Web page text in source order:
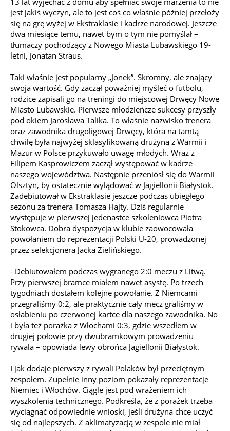
jest jakiś wyczyn, ale to jest coś co właśnie później przełoży
się na grę wyżej w Ekstraklasie i kadrze narodowej. Jeszcze
dwa miesiące temu, nawet bym o tym nie pomyślał –
tłumaczy pochodzący z Nowego Miasta Lubawskiego 19-
letni, Jonatan Straus.
Taki właśnie jest popularny „Jonek”. Skromny, ale znający
swoja wartość. Gdy zaczął poważniej myśleć o futbolu,
rodzice zapisali go na treningi do miejscowej Drwęcy Nowe
Miasto Lubawskie. Pierwsze młodzieńcze sukcesy przyszły
pod okiem Jarosława Talika. To właśnie nazwisko trenera
oraz zawodnika drugoligowej Drwęcy, która na tamtą
chwilę była najwyżej sklasyfikowaną drużyną z Warmii i
Mazur w Polsce przykuwało uwagę młodych. Wraz z
Filipem Kasprowiczem zaczął występować w kadrze
naszego województwa. Następnie przeniósł się do Warmii
Olsztyn, by ostatecznie wylądować w Jagiellonii Białystok.
Zadebiutował w Ekstraklasie jeszcze podczas ubiegłego
sezonu za trenera Tomasza Hajty. Dziś regularnie
występuje w pierwszej jedenastce szkoleniowca Piotra
Stokowca. Dobra dyspozycja w klubie zaowocowała
powołaniem do reprezentacji Polski U-20, prowadzonej
przez selekcjonera Jacka Zielińskiego.
- Debiutowałem podczas wygranego 2:0 meczu z Litwą.
Przy pierwszej bramce miałem nawet asystę. Po trzech
tygodniach dostałem kolejne powołanie. Z Niemcami
przegraliśmy 0:2, ale praktycznie cały mecz graliśmy w
osłabieniu po czerwonej kartce dla naszego zawodnika. No
i była też porażka z Włochami 0:3, gdzie wszedłem w
drugiej połowie przy dwubramkowym prowadzeniu
rywala – opowiada lewy obrońca Jagiellonii Białystok.
I jak dodaje pierwszy z rywali Polaków był przeciętnym
zespołem. Zupełnie inny poziom pokazały reprezentacje
Niemiec i Włochów. Ciągle jest pod wrażeniem ich
wyszkolenia technicznego. Podkreśla, że z porażek trzeba
wyciągnąć odpowiednie wnioski, jeśli drużyna chce uczyć
się od najlepszych. Z aklimatyzacją w zespole nie miał